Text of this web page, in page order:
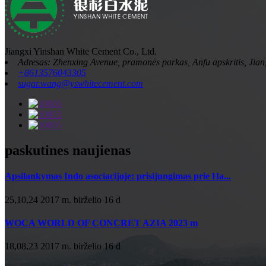
Jiangxi Yinshan White Cement Co., Ltd.
Adresas: Zhenxing Avenue, pramonės parkas, Anfu apskritis,
+8613576043305
sugar.wang@yswhitecement.com
paskutines naujienas
Apsilankymas Indo asociacijoje: prisijungimas prie Ha...
25,10,24 2017 m. birželio 16 d
WOCA WORLD OF CONCRET AZIA 2023 m
18,08,23 2017 m. birželio 16 d